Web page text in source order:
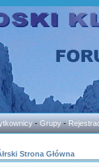
-Grupy-
Strona Główna